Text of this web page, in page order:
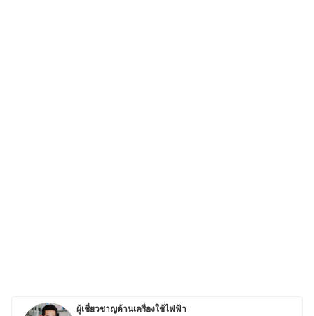
ผู้เชี่ยวชาญด้านเครื่องใช้ไฟฟ้า